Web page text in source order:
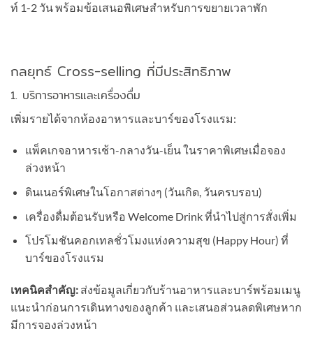
ท์ 1-2 วัน พร้อมข้อเสนอพิเศษสำหรับการขยายเวลาพัก
กลยุทธ์ Cross-selling ที่มีประสิทธิภาพ
1. บริการอาหารและเครื่องดื่ม
เพิ่มรายได้จากห้องอาหารและบาร์ของโรงแรม:
แพ็คเกจอาหารเช้า-กลางวัน-เย็น ในราคาพิเศษเมื่อจอง
ล่วงหน้า
ดินเนอร์พิเศษในโอกาสต่างๆ (วันเกิด, วันครบรอบ)
เครื่องดื่มต้อนรับหรือ Welcome Drink ที่นำไปสู่การสั่งเพิ่ม
โปรโมชันคอกเทลชั่วโมงแห่งความสุข (Happy Hour) ที่
บาร์ของโรงแรม
เทคนิคสำคัญ: ส่งข้อมูลเกี่ยวกับร้านอาหารและบาร์พร้อมเมนู
แนะนำก่อนการเดินทางของลูกค้า และเสนอส่วนลดพิเศษหาก
มีการจองล่วงหน้า